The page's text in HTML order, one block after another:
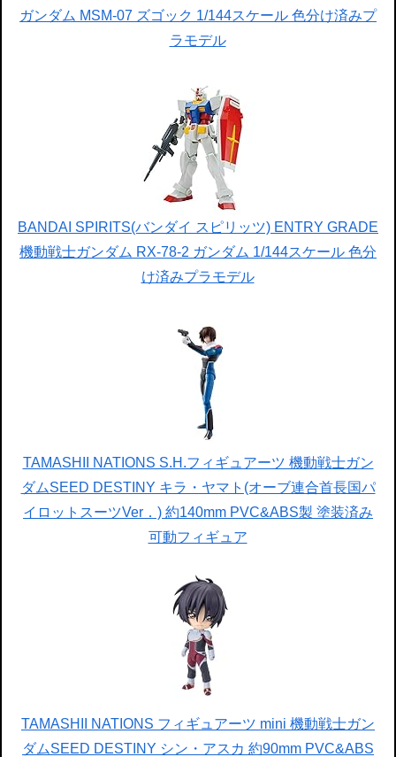
ガンダム MSM-07 ズゴック 1/144スケール 色分け済みプ
ラモデル
BANDAI SPIRITS(バンダイ スピリッツ) ENTRY GRADE
機動戦士ガンダム RX-78-2 ガンダム 1/144スケール 色分
け済みプラモデル
TAMASHII NATIONS S.H.フィギュアーツ 機動戦士ガン
ダムSEED DESTINY キラ・ヤマト(オーブ連合首長国パ
イロットスーツVer．) 約140mm PVC&ABS製 塗装済み
可動フィギュア
TAMASHII NATIONS フィギュアーツ mini 機動戦士ガン
ダムSEED DESTINY シン・アスカ 約90mm PVC&ABS